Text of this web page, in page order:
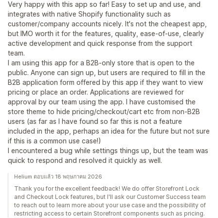
Very happy with this app so far! Easy to set up and use, and
integrates with native Shopify functionality such as
customer/company accounts nicely. It's not the cheapest app,
but IMO worth it for the features, quality, ease-of-use, clearly
active development and quick response from the support
team.
I am using this app for a B2B-only store that is open to the
public. Anyone can sign up, but users are required to fill in the
B2B application form offered by this app if they want to view
pricing or place an order. Applications are reviewed for
approval by our team using the app. I have customised the
store theme to hide pricing/checkout/cart etc from non-B2B
users (as far as I have found so far this is not a feature
included in the app, perhaps an idea for the future but not sure
if this is a common use case!)
I encountered a bug while settings things up, but the team was
quick to respond and resolved it quickly as well.
Helium ตอบแล้ว 18 พฤษภาคม 2026
Thank you for the excellent feedback! We do offer Storefront Lock
and Checkout Lock features, but I'll ask our Customer Success team
to reach out to learn more about your use case and the possibility of
restricting access to certain Storefront components such as pricing.